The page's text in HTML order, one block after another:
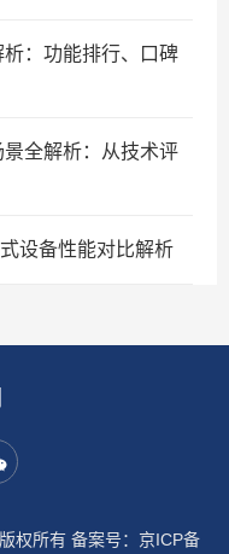
：功能排行、口碑
全解析：从技术评
设备性能对比解析
权所有 备案号：京ICP备